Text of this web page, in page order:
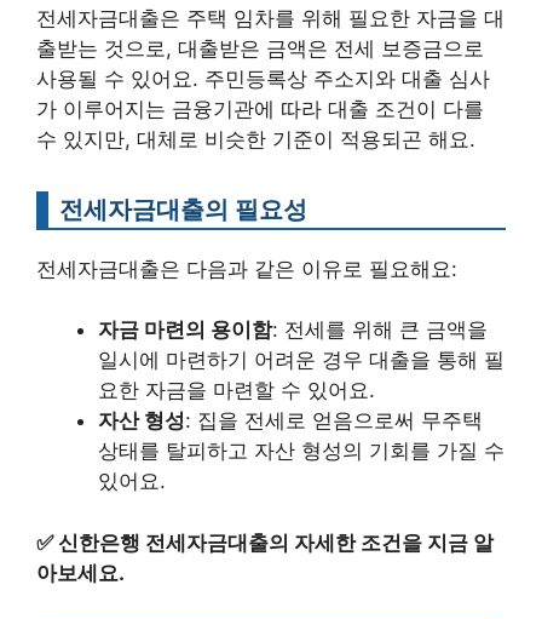
전세자금대출은 주택 임차를 위해 필요한 자금을 대
출받는 것으로, 대출받은 금액은 전세 보증금으로
사용될 수 있어요. 주민등록상 주소지와 대출 심사
가 이루어지는 금융기관에 따라 대출 조건이 다를
수 있지만, 대체로 비슷한 기준이 적용되곤 해요.
전세자금대출의 필요성
전세자금대출은 다음과 같은 이유로 필요해요:
자금 마련의 용이함: 전세를 위해 큰 금액을
일시에 마련하기 어려운 경우 대출을 통해 필
요한 자금을 마련할 수 있어요.
자산 형성: 집을 전세로 얻음으로써 무주택
상태를 탈피하고 자산 형성의 기회를 가질 수
있어요.
✅신한은행 전세자금대출의 자세한 조건을 지금 알
아보세요.